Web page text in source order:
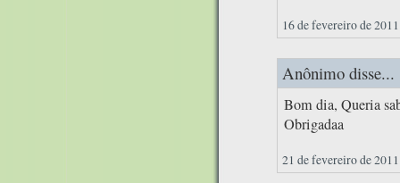
16 de fevereiro de
Anônimo disse...
Bom dia, Queria
Obrigadaa
21 de fevereiro de